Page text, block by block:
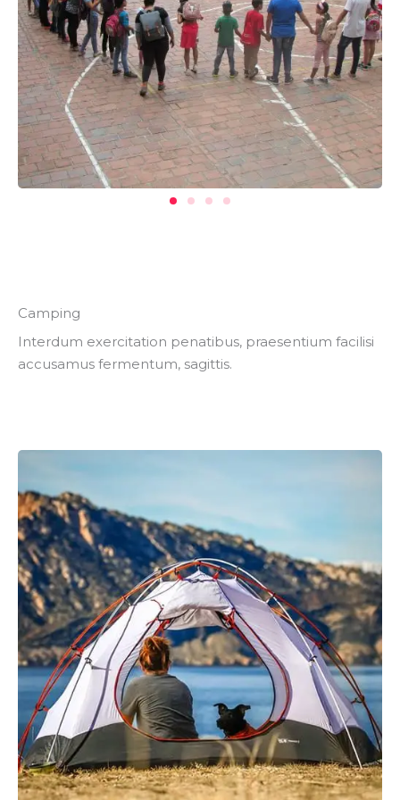
Camping
Interdum exercitation penatibus, praesentium facilisi
accusamus fermentum, sagittis.